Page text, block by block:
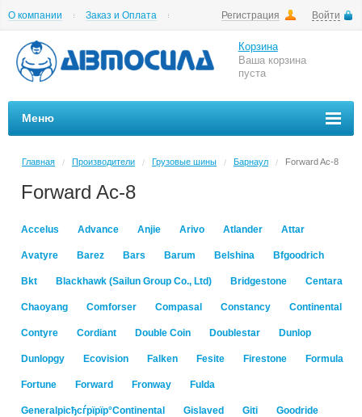
Регистрация Войти
О компании
Заказ и Оплата
Корзина
Ваша корзина
пуста
Меню
Главная / Производители / Грузовые шины / Барнаул / Forward Ac-8
Forward Ac-8
Accelus Advance Anjie Arivo Atlander Attar
Avatyre Barez Bars Barum Belshina Bfgoodrich
Bkt Blackhawk (Sailun Group Co., Ltd) Bridgestone Centara
Chaoyang Comforser Compasal Constancy Continental
Contyre Cordiant Double Coin Doublestar Dunlop
Dunlopgy Ecovision Falken Fesite Firestone Formula
Fortune Forward Fronway Fulda
Generalрісђсѓрїрїр°Continental Gislaved Giti Goodride